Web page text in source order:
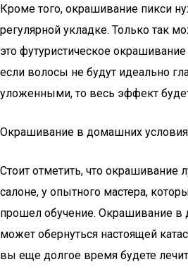
Кроме того, окрашивание пикси
регулярной укладке. Только так
это футуристическое
если волосы не будут идеально
уложенными, то весь эффект
Окрашивание в домашних
Стоит отметить, что окрашивание
салоне, у опытного мастера,
прошел обучение. Окрашивание в
может обернуться настоящей
вы еще долгое время будете